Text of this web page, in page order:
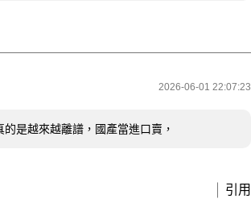
2026-06-01 22:07:23
是越來越離譜，國產當進口賣，
引用